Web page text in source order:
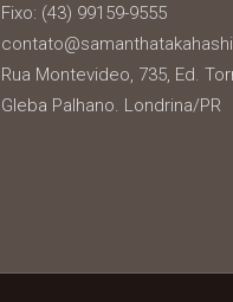
Fixo: (43) 99159-9555
Rua Montevideo, 735, Ed.
Gleba Palhano. Londrina/PR